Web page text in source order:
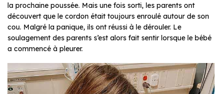
la prochaine poussée. Mais une fois sorti, les parents ont
découvert que le cordon était toujours enroulé autour de son
cou. Malgré la panique, ils ont réussi à le dérouler. Le
soulagement des parents s’est alors fait sentir lorsque le bébé
a commencé à pleurer.